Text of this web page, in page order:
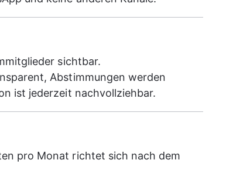
sichtbar.
Abstimmungen werden
ist jederzeit nachvollziehbar.
pro Monat richtet sich nach dem